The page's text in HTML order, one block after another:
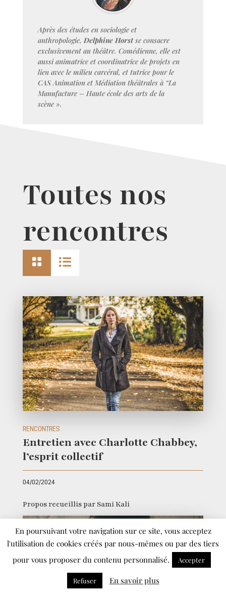
Après des études en sociologie et
anthropologie, Delphine Horstse consacre
exclusivement au théâtre. Comédienne, elle est
aussi animatrice et coordinatrice de projets en
lien avec le milieu carcéral, et tutrice pour le
CAS Animation et Médiation théâtrales à “La
Manufacture – Haute école des arts de la
scène ».
Toutes nos
rencontres
 
RENCONTRES
Entretien avec Charlotte Chabbey,
l’esprit collectif
04/02/2024
Propos recueillis par Sami Kali
En poursuivant votre navigation sur ce site, vous acceptez
l'utilisation de cookies créés par nous-mêmes ou par des tiers
pour vous proposer du contenu personnalisé.
Accepter
Refuser En savoir plus